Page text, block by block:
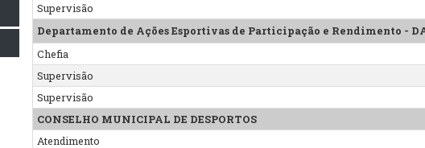
Supervisão
Departamento de Ações Esportivas de Participação e Rendimento -
Chefia
Supervisão
Supervisão
CONSELHO MUNICIPAL DE DESPORTOS
Atendimento